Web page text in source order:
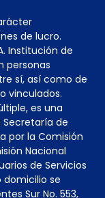
de lucro.
Institución de
personas
sí, así como de
vinculados.
es una
de
por la Comisión
Nacional
de Servicios
domicilio se
Sur No. 553,